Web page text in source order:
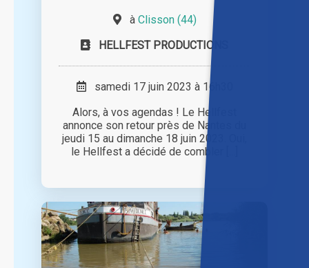
à Clisson (44)
HELLFEST PRODUCTIONS
samedi 17 juin 2023 à 16h30
Alors, à vos agendas ! Le Hellfest
annonce son retour près de Nantes du
jeudi 15 au dimanche 18 juin 2023. Oui,
le Hellfest a décidé de combler [...]